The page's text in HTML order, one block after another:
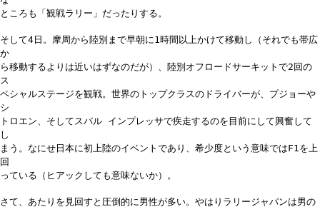
ところも「観戦ラリー」だったりする。
そして4日。摩周から陸別まで早朝に1時間以上かけて移動し（それでも帯広
か
ら移動するよりは近いはずなのだが）、陸別オフロードサーキットで2回の
ス
ペシャルステージを観戦。世界のトップクラスのドライバーが、プジョーや
シ
トロエン、そしてスバル インプレッサで疾走するのを目前にして興奮して
し
まう。なにせ日本に初上陸のイベントであり、希少度という意味ではF1を上
回
っている（ヒアックしても意味ないか）。
さて、あたりを見回すと圧倒的に男性が多い。やはりラリージャパンは男の